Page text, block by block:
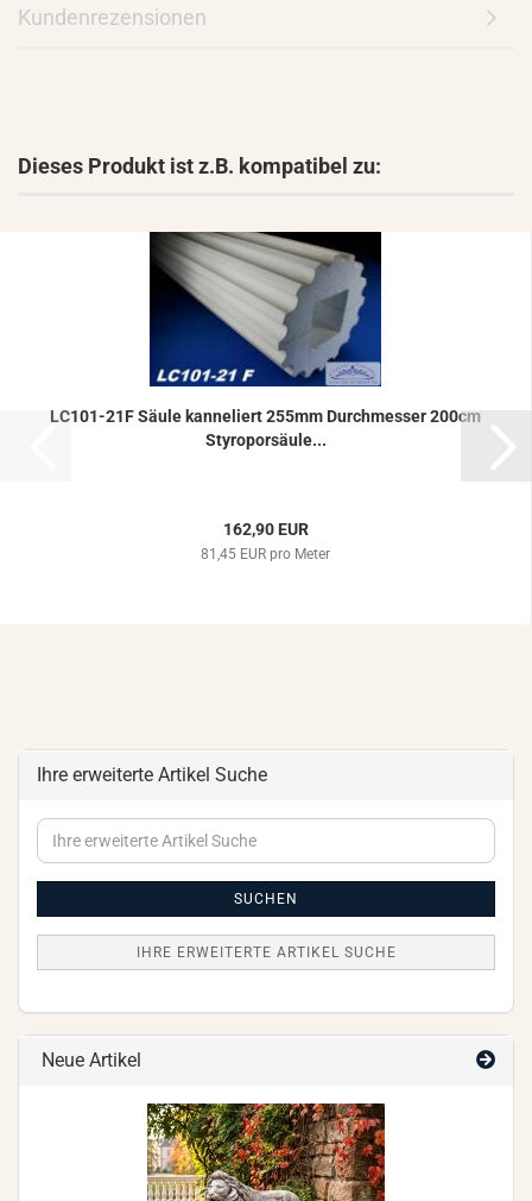
Kundenrezensionen
Dieses Produkt ist z.B. kompatibel zu:
LC101-​​21F Säule kan­ne­liert 255mm Durch­mes­ser 200cm
Sty­ro­por­säu­le...
162,90 EUR
81,45 EUR pro Meter
Ihre erweiterte Artikel Suche
Ihre
erweiterte
SUCHEN
IHRE ERWEITERTE ARTIKEL SUCHE
Neue Artikel